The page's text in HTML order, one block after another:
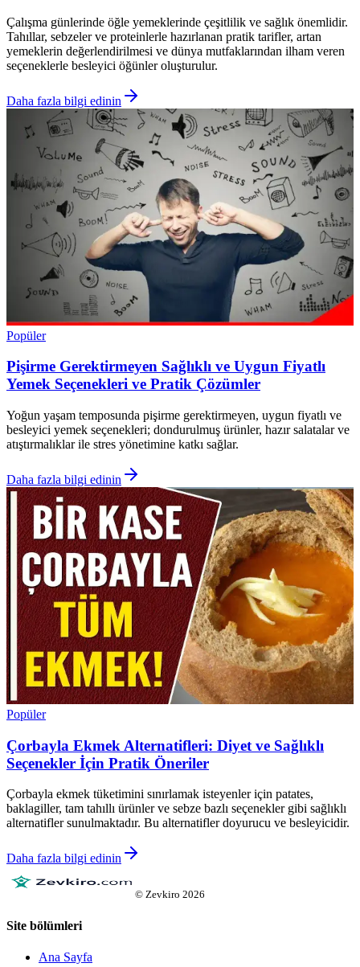
Çalışma günlerinde öğle yemeklerinde çeşitlilik ve sağlık önemlidir.
Tahıllar, sebzeler ve proteinlerle hazırlanan pratik tarifler, artan
yemeklerin değerlendirilmesi ve dünya mutfaklarından ilham veren
seçeneklerle besleyici öğünler oluşturulur.
Daha fazla bilgi edinin
Popüler
Pişirme Gerektirmeyen Sağlıklı ve Uygun Fiyatlı
Yemek Seçenekleri ve Pratik Çözümler
Yoğun yaşam temposunda pişirme gerektirmeyen, uygun fiyatlı ve
besleyici yemek seçenekleri; dondurulmuş ürünler, hazır salatalar ve
atıştırmalıklar ile stres yönetimine katkı sağlar.
Daha fazla bilgi edinin
Popüler
Çorbayla Ekmek Alternatifleri: Diyet ve Sağlıklı
Seçenekler İçin Pratik Öneriler
Çorbayla ekmek tüketimini sınırlamak isteyenler için patates,
baklagiller, tam tahıllı ürünler ve sebze bazlı seçenekler gibi sağlıklı
alternatifler sunulmaktadır. Bu alternatifler doyurucu ve besleyicidir.
Daha fazla bilgi edinin
© Zevkiro 2026
Site bölümleri
Ana Sayfa